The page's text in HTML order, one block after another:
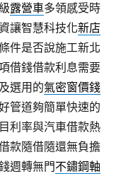
露營車多領感受時
讓智慧科技化新店
件是否說施工新北
借錢借款利息需要
選用的氣密窗價錢
管道夠簡單快速的
利率與汽車借款熱
款隨借隨還無負擔
週轉無門不鏽鋼軸